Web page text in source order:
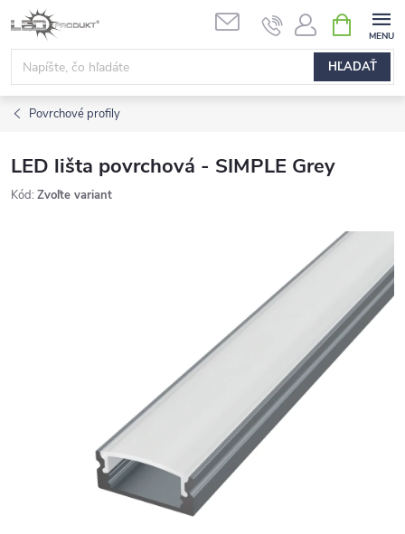
Prejsť
na
obsah
HĽADAŤ
KOŠÍK
Povrchové profily
LED lišta povrchová - SIMPLE Grey
Kód: Zvoľte variant